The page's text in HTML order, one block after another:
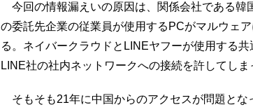
今回の情報漏えいの原因は、関係会社である韓
の委託先企業の従業員が使用するPCがマルウェ
る。ネイバークラウドとLINEヤフーが使用する
LINE社の社内ネットワークへの接続を許してしま
そもそも21年に中国からのアクセスが問題とな